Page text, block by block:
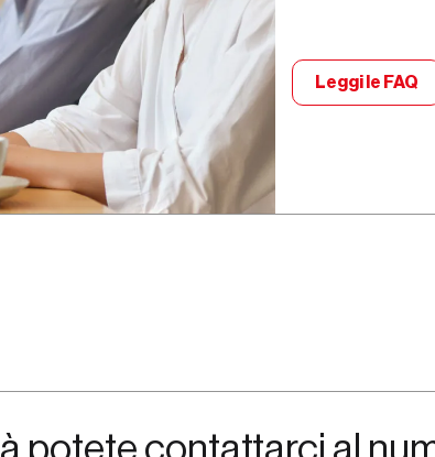
Leggi le FAQ
potete contattarci al